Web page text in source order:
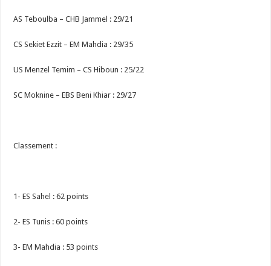
AS Teboulba – CHB Jammel : 29/21
CS Sekiet Ezzit – EM Mahdia : 29/35
US Menzel Temim – CS Hiboun : 25/22
SC Moknine – EBS Beni Khiar : 29/27
Classement :
1- ES Sahel : 62 points
2- ES Tunis : 60 points
3- EM Mahdia : 53 points